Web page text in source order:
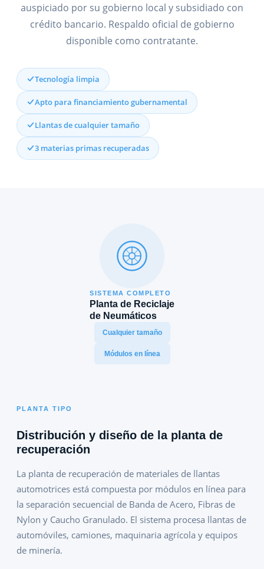
auspiciado por su gobierno local y subsidiado con
crédito bancario. Respaldo oficial de gobierno
disponible como contratante.
Tecnología limpia
Apto para financiamiento gubernamental
Llantas de cualquier tamaño
3 materias primas recuperadas
SISTEMA COMPLETO
Planta de Reciclaje
de Neumáticos
Cualquier tamaño
Módulos en línea
PLANTA TIPO
Distribución y diseño de la planta de
recuperación
La planta de recuperación de materiales de llantas
automotrices está compuesta por módulos en línea para
la separación secuencial de Banda de Acero, Fibras de
Nylon y Caucho Granulado. El sistema procesa llantas de
automóviles, camiones, maquinaria agrícola y equipos
de minería.